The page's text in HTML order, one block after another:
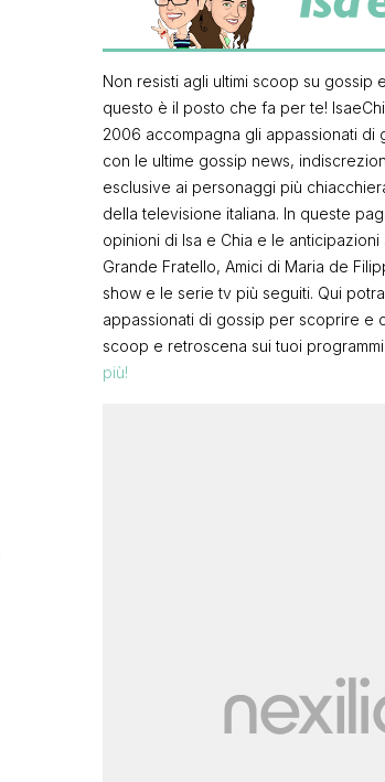
Non resisti agli ultimi scoop su gossip
questo è il posto che fa per te!
2006 accompagna gli appassionati di
con le ultime gossip news,
esclusive ai personaggi più
della televisione italiana. In queste
opinioni di Isa e Chia e le anticipazioni
Grande Fratello, Amici di Maria de
show e le serie tv più seguiti. Qui
appassionati di gossip per scoprire e
scoop e retroscena sui tuoi
più!